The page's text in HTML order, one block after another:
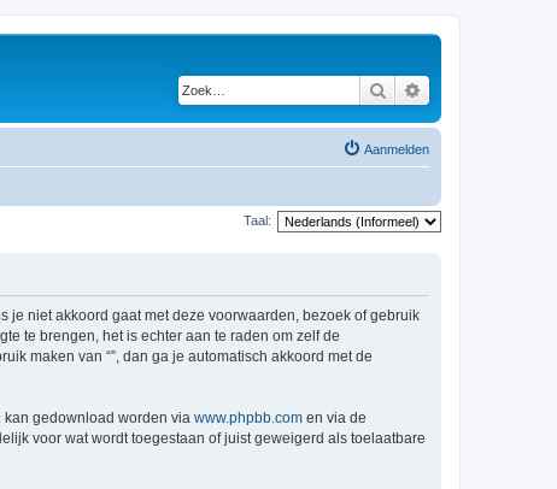
Zoek
Aanmelden
Taal:
je niet akkoord gaat met deze voorwaarden, bezoek of gebruik
te brengen, het is echter aan te raden om zelf de
maken van “”, dan ga je automatisch akkoord met de
kan gedownload worden via www.phpbb.com en via de
voor wat wordt toegestaan of juist geweigerd als toelaatbare